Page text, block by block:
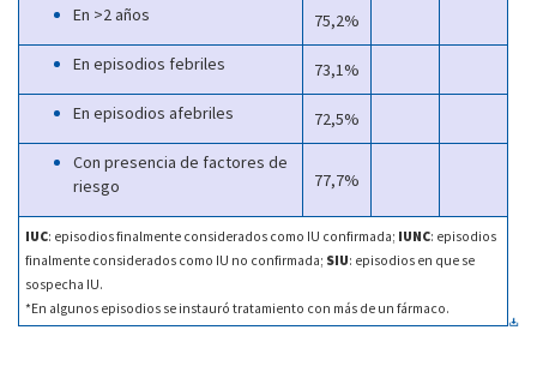
En >2 años
75,2%
En episodios febriles
73,1%
En episodios afebriles
72,5%
Con presencia de factores de
riesgo
77,7%
IUC: episodios finalmente considerados como IU confirmada; IUNC: episodios
finalmente considerados como IU no confirmada; SIU: episodios en que se
sospecha IU.
*En algunos episodios se instauró tratamiento con más de un fármaco.